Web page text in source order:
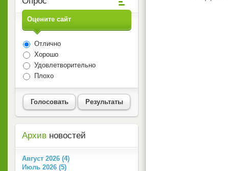
Оцените сайт
Отлично
Хорошо
Удовлетворительно
Плохо
Голосовать Результаты
Архив новостей
Август 2026 (4)
Июль 2026 (5)